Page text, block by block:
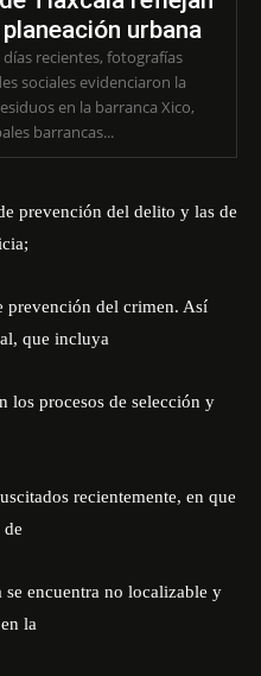
urbana
días recientes, fotografías
sociales evidenciaron la
en la barranca Xico,
barrancas...
prevención del delito y las de
prevención del crimen. Así
que incluya
los procesos de selección y
recientemente, en que
de
se encuentra no localizable y
la